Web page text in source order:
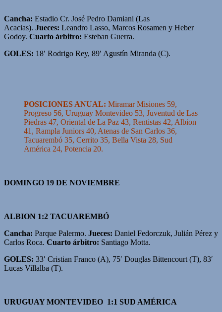
Cancha: Estadio Cr. José Pedro Damiani (Las
Acacias). Jueces: Leandro Lasso, Marcos Rosamen y Heber
Godoy. Cuarto árbitro: Esteban Guerra.
GOLES: 18′ Rodrigo Rey, 89′ Agustín Miranda (C).
POSICIONES ANUAL: Miramar Misiones 59,
Progreso 56, Uruguay Montevideo 53, Juventud de Las
Piedras 47, Oriental de La Paz 43, Rentistas 42, Albion
41, Rampla Juniors 40, Atenas de San Carlos 36,
Tacuarembó 35, Cerrito 35, Bella Vista 28, Sud
América 24, Potencia 20.
DOMINGO 19 DE NOVIEMBRE
ALBION 1:2 TACUAREMBÓ
Cancha: Parque Palermo. Jueces: Daniel Fedorczuk, Julián Pérez y
Carlos Roca. Cuarto árbitro: Santiago Motta.
GOLES: 33′ Cristian Franco (A), 75′ Douglas Bittencourt (T), 83′
Lucas Villalba (T).
URUGUAY MONTEVIDEO 1:1 SUD AMÉRICA